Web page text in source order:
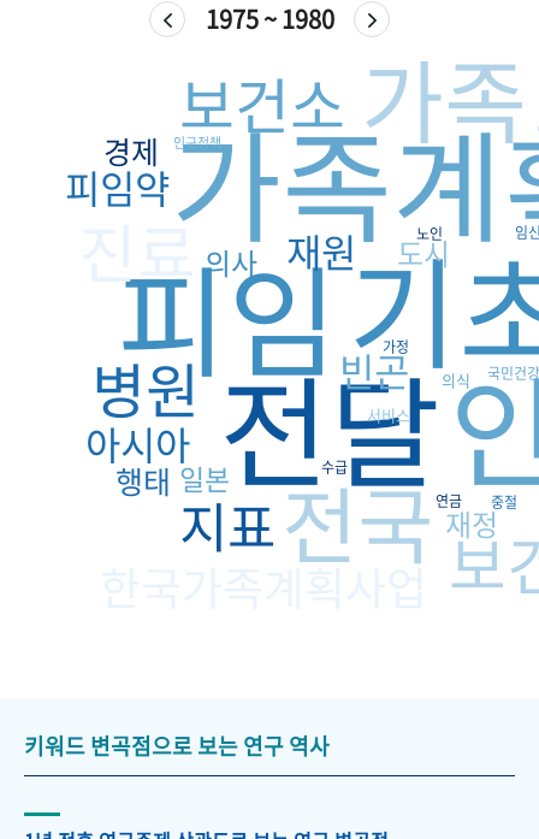
1975 ~ 1980
기
전달
가족
피임
가족
전국
진료
보
보건소
병원
지표
아시아
빈곤
피임약
재원
경제
행태
재정
도시
의사
일본
서비스
의식
가정
연금
노인
국민건강
수급
임
중절
인구정책
키워드 변곡점으로 보는 연구 역사